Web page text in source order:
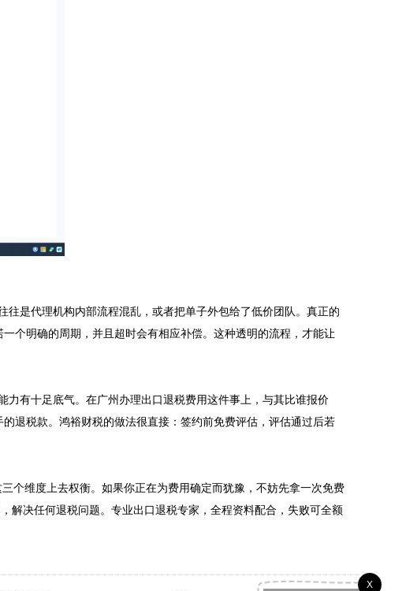
往是代理机构内部流程混乱，或者把单子外包给了低价团队。真正的
个明确的周期，并且超时会有相应补偿。这种透明的流程，才能让
力有十足底气。在广州办理出口退税费用这件事上，与其比谁报价
退税款。鸿裕财税的做法很直接：签约前免费评估，评估通过后若
个维度上去权衡。如果你正在为费用确定而犹豫，不妨先拿一次免费
解决任何退税问题。专业出口退税专家，全程资料配合，失败可全额
X